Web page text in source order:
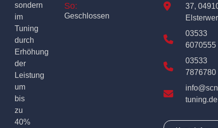
sondern
im
Tuning
durch
Erhöhung
der
Leistung
um
bis
zu
40%
So:
Geschlossen
37,
03533
6070555
03533
7876780
tuning.de